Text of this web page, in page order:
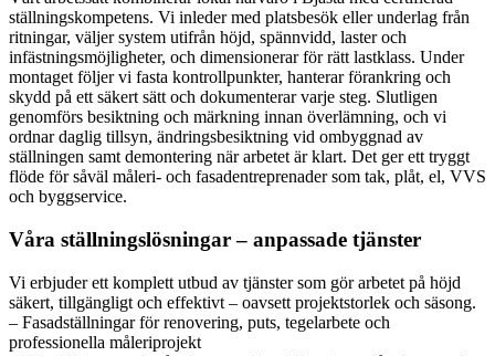
ställningskompetens. Vi inleder med platsbesök eller underlag från
ritningar, väljer system utifrån höjd, spännvidd, laster och
infästningsmöjligheter, och dimensionerar för rätt lastklass. Under
montaget följer vi fasta kontrollpunkter, hanterar förankring och
skydd på ett säkert sätt och dokumenterar varje steg. Slutligen
genomförs besiktning och märkning innan överlämning, och vi
ordnar daglig tillsyn, ändringsbesiktning vid ombyggnad av
ställningen samt demontering när arbetet är klart. Det ger ett tryggt
flöde för såväl måleri- och fasadentreprenader som tak, plåt, el, VVS
och byggservice.
Våra ställningslösningar – anpassade tjänster
Vi erbjuder ett komplett utbud av tjänster som gör arbetet på höjd
säkert, tillgängligt och effektivt – oavsett projektstorlek och säsong.
– Fasadställningar för renovering, puts, tegelarbete och
professionella måleriprojekt